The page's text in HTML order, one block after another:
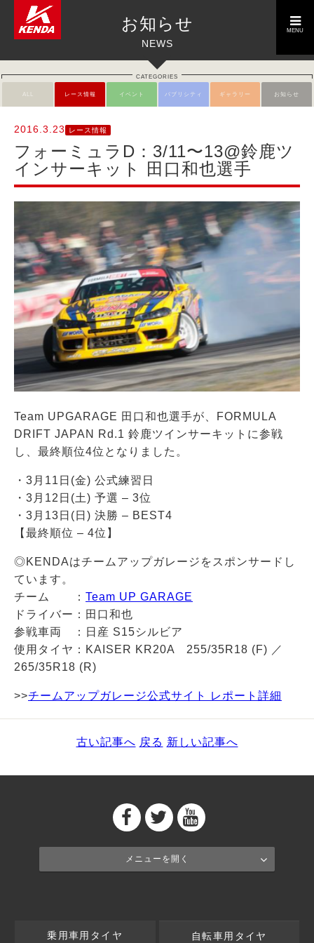
toggle
navigation
MENU
お知らせ
NEWS
CATEGORIES
ALL レース情報 イベント パブリシティ ギャラリー お知らせ
2016.3.23 レース情報
フォーミュラD：3/11〜13@鈴鹿ツ
インサーキット 田口和也選手
Team UPGARAGE 田口和也選手が、FORMULA
DRIFT JAPAN Rd.1 鈴鹿ツインサーキットに参戦
し、最終順位4位となりました。
・3月11日(金) 公式練習日
・3月12日(土) 予選 – 3位
・3月13日(日) 決勝 – BEST4
【最終順位 – 4位】
◎KENDAはチームアップガレージをスポンサードし
ています。
チーム ： Team UP GARAGE
ドライバー：田口和也
参戦車両 ：日産 S15シルビア
使用タイヤ： KAISER KR20A 255/35R18 (F) ／
265/35R18 (R)
>>チームアップガレージ公式サイト レポート詳細
古い記事へ 戻る 新しい記事へ
メニューを開く
乗用車用タイヤ 自転車用タイヤ